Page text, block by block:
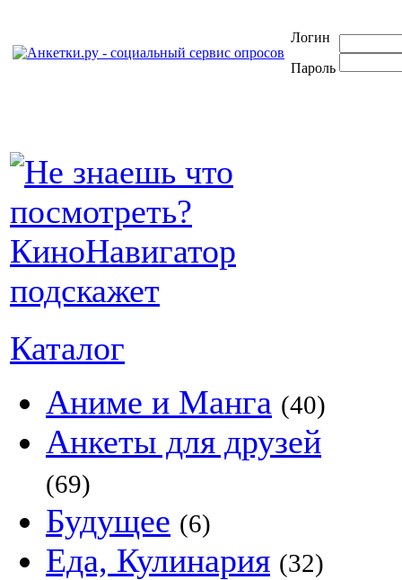
Логин
Пароль
Каталог
Аниме и Манга (40)
Анкеты для друзей
(69)
Будущее (6)
Еда, Кулинария (32)